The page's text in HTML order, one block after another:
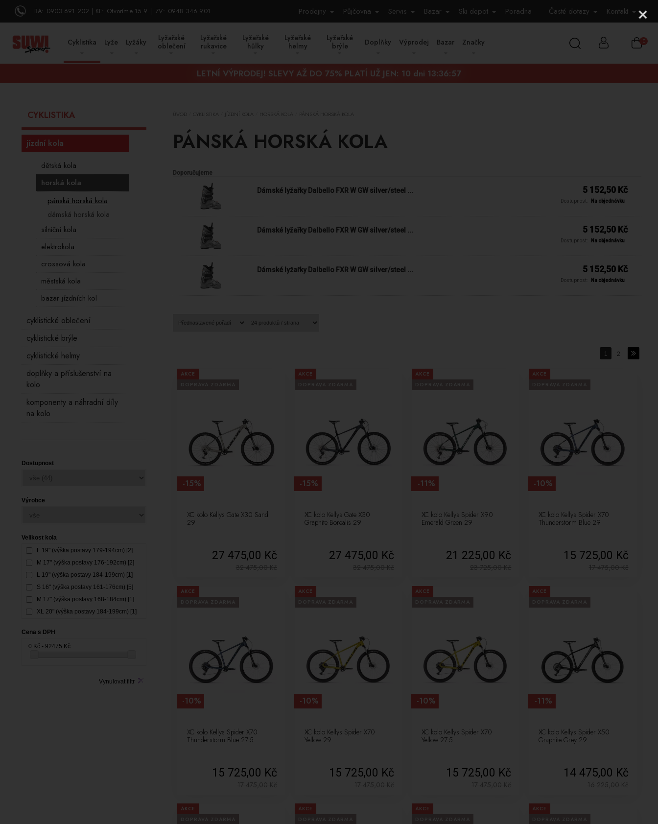
BA: 0903 691 202 KE: Otvoríme 15.9. ZV: 0948 346 901
0
Prodejny Půjčovna Servis Bazar Ski depot Poradna Časté dotazy Kontakt
Cyklistika Lyže Lyžáky
Lyžařské
oblečení
Lyžařské
rukavice
Lyžařské
hůlky
Lyžařské
helmy
Lyžařské
brýle
Doplňky Výprodej Bazar Značky
LETNÍ VÝPRODEJ! SLEVY AŽ DO 75% PLATÍ UŽ JEN: 10 dni 13:36:56
ÚVOD CYKLISTIKA JÍZDNÍ KOLA HORSKÁ KOLA PÁNSKÁ HORSKÁ KOLA
PÁNSKÁ HORSKÁ KOLA
Doporučujeme
Dámské lyžařky Dalbello FXR W GW silver/steel ... 5 152,50 Kč
Dostupnost: Na objednávku
Dámské lyžařky Dalbello FXR W GW silver/steel ... 5 152,50 Kč
Dostupnost: Na objednávku
Dámské lyžařky Dalbello FXR W GW silver/steel ... 5 152,50 Kč
Dostupnost: Na objednávku
1 2
AKCE
XC kolo Kellys Gate X30 Sand
29
27 475,00 Kč
32 475,00Kč
-15%
AKCE
XC kolo Kellys Gate X30
Graphite Borealis 29
27 475,00 Kč
32 475,00Kč
-15%
AKCE
XC kolo Kellys Spider X90
Emerald Green 29
21 225,00 Kč
23 725,00Kč
-11%
AKCE
XC kolo Kellys Spider X70
Thunderstorm Blue 29
15 725,00 Kč
17 475,00Kč
-10%
AKCE
XC kolo Kellys Spider X70
Thunderstorm Blue 27.5
15 725,00 Kč
17 475,00Kč
-10%
AKCE
XC kolo Kellys Spider X70
Yellow 29
15 725,00 Kč
17 475,00Kč
-10%
AKCE
XC kolo Kellys Spider X70
Yellow 27.5
15 725,00 Kč
17 475,00Kč
-10%
AKCE
XC kolo Kellys Spider X50
Graphite Grey 29
14 475,00 Kč
16 225,00Kč
-11%
AKCE
AKCE
AKCE
AKCE
CYKLISTIKA
jízdní kola
dětská kola
horská kola
pánská horská kola
dámská horská kola
silniční kola
elektrokola
crossová kola
městská kola
bazar jízdních kol
cyklistické oblečení
cyklistické brýle
cyklistické helmy
doplňky a příslušenství na
kolo
komponenty a náhradní díly
na kolo
Dostupnost
Výrobce
Velikost kola
L 19" (výška postavy 179-194cm) [2]
M 17" (výška postavy 176-192cm) [2]
L 19" (výška postavy 184-199cm) [1]
S 16" (výška postavy 161-176cm) [5]
M 17" (výška postavy 168-184cm) [1]
XL 20" (výška postavy 184-199cm) [1]
M 19" (výška postavy 171-184cm) [4]
XL 22" (výška postavy 183-204cm) [5]
Cena s DPH
0 Kč - 92475 Kč
Vynulovat filtr